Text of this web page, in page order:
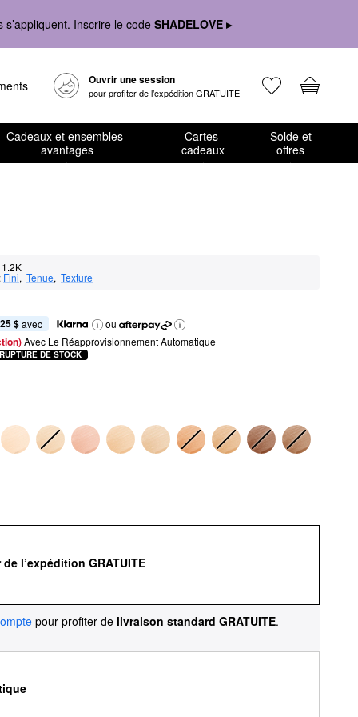
Inscrire le code SHADELOVE ▸
Ouvrir une session
pour profiter de l’expédition GRATUITE
Cadeaux et ensembles-
avantages
Cartes-
cadeaux
Solde et
offres
1.2K
Fini, Tenue, Texture
$ avec
ou
Avec Le Réapprovisionnement Automatique
RUPTURE DE STOCK
l’expédition GRATUITE
pour profiter de livraison standard GRATUITE.